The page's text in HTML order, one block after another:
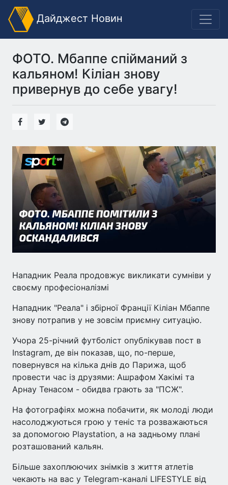
Дайджест Новин
ФОТО. Мбаппе спійманий з
кальяном! Кіліан знову
привернув до себе увагу!
Нападник Реала продовжує викликати сумніви у
своєму професіоналізмі
Нападник "Реала" і збірної Франції Кіліан Мбаппе
знову потрапив у не зовсім приємну ситуацію.
Учора 25-річний футболіст опублікував пост в
Instagram, де він показав, що, по-перше,
повернувся на кілька днів до Парижа, щоб
провести час із друзями: Ашрафом Хакімі та
Арнау Тенасом - обидва грають за "ПСЖ".
На фотографіях можна побачити, як молоді люди
насолоджуються грою у теніс та розважаються
за допомогою Playstation, а на задньому плані
розташований кальян.
Більше захоплюючих знімків з життя атлетів
чекають на вас у Telegram-каналі LIFESTYLE від